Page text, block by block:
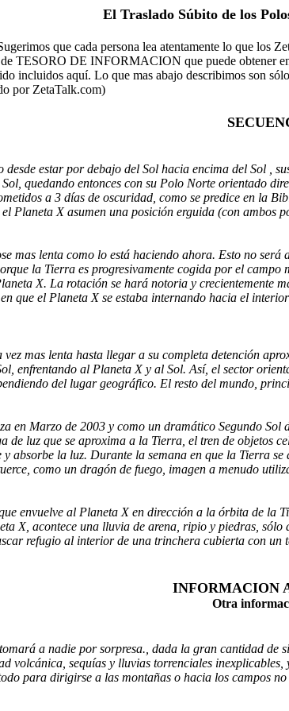
El Traslado Súbito de los
que cada persona lea atentamente lo que los
TESORO DE INFORMACION que puede obtener
incluidos aquí. Lo que mas abajo describimos son
por ZetaTalk.com)
estar por debajo del Sol hacia encima del Sol ,
quedando entonces con su Polo Norte orientado
a 3 días de oscuridad, como se predice en la
Planeta X asumen una posición erguida (con ambos
mas lenta como lo está haciendo ahora. Esto no
la Tierra es progresivamente cogida por el
X. La rotación se hará notoria y crecientemente
que el Planeta X se estaba internando hacia el
mas lenta hasta llegar a su completa detención
enfrentando al Planeta X y al Sol. Así, el sector
del lugar geográfico. El resto del mundo,
en Marzo de 2003 y como un dramático Segundo
de luz que se aproxima a la Tierra, el tren de objetos
absorbe la luz. Durante la semana en que la Tierra
como un dragón de fuego, imagen a menudo
envuelve al Planeta X en dirección a la órbita de la
X, acontece una lluvia de arena, ripio y piedras,
refugio al interior de una trinchera cubierta con
INFORMACION
Otra
a nadie por sorpresa., dada la gran cantidad de
volcánica, sequías y lluvias torrenciales
para dirigirse a las montañas o hacia los campos